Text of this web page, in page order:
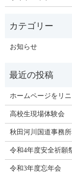
お知らせ
ホームページをリ
高校生現場体験会
秋田河川国道事務
令和4年度安全祈願
令和3年度忘年会